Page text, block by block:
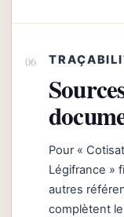
Pour «
Légifrance »
autres
complètent